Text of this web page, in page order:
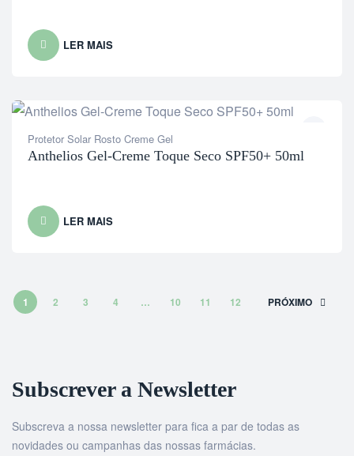
LER MAIS
Protetor Solar Rosto Creme Gel
Anthelios Gel-Creme Toque Seco SPF50+ 50ml
LER MAIS
1 2 3 4 … 10 11 12 PRÓXIMO
Subscrever a Newsletter
Subscreva a nossa newsletter para fica a par de todas as
novidades ou campanhas das nossas farmácias.